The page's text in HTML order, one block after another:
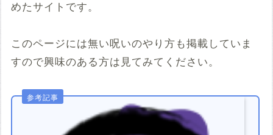
めたサイトです。
このページには無い呪いのやり方も掲載していま
すので興味のある方は見てみてください。